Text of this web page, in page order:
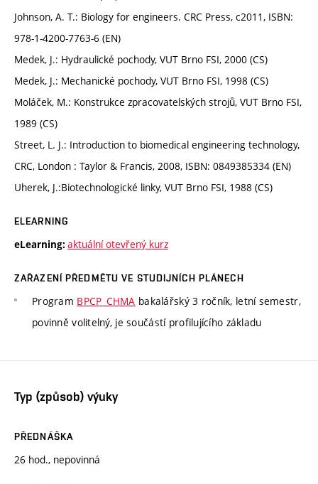
Johnson, A. T.: Biology for engineers. CRC Press, c2011, ISBN:
978-1-4200-7763-6 (EN)
Medek, J.: Hydraulické pochody, VUT Brno FSI, 2000 (CS)
Medek, J.: Mechanické pochody, VUT Brno FSI, 1998 (CS)
Moláček, M.: Konstrukce zpracovatelských strojů, VUT Brno FSI,
1989 (CS)
Street, L. J.: Introduction to biomedical engineering technology,
CRC, London : Taylor & Francis, 2008, ISBN: 0849385334 (EN)
Uherek, J.:Biotechnologické linky, VUT Brno FSI, 1988 (CS)
ELEARNING
eLearning: aktuální otevřený kurz
ZAŘAZENÍ PŘEDMĚTU VE STUDIJNÍCH PLÁNECH
Program BPCP_CHMA bakalářský 3 ročník, letní semestr,
povinně volitelný, je součástí profilujícího základu
Typ (způsob) výuky
PŘEDNÁŠKA
26 hod., nepovinná